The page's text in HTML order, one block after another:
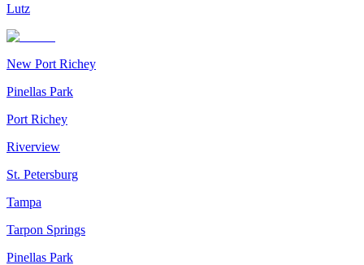
Lutz
New Port Richey
Pinellas Park
Port Richey
Riverview
St. Petersburg
Tampa
Tarpon Springs
Pinellas Park